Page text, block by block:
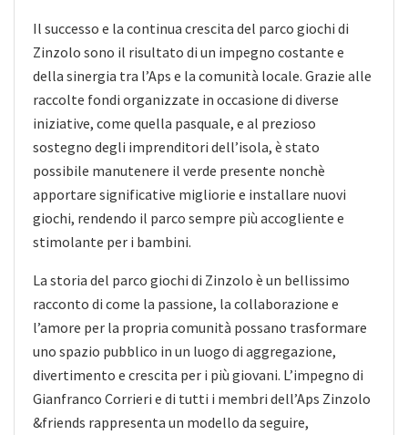
Il successo e la continua crescita del parco giochi di
Zinzolo sono il risultato di un impegno costante e
della sinergia tra l’Aps e la comunità locale. Grazie alle
raccolte fondi organizzate in occasione di diverse
iniziative, come quella pasquale, e al prezioso
sostegno degli imprenditori dell’isola, è stato
possibile manutenere il verde presente nonchè
apportare significative migliorie e installare nuovi
giochi, rendendo il parco sempre più accogliente e
stimolante per i bambini.
La storia del parco giochi di Zinzolo è un bellissimo
racconto di come la passione, la collaborazione e
l’amore per la propria comunità possano trasformare
uno spazio pubblico in un luogo di aggregazione,
divertimento e crescita per i più giovani. L’impegno di
Gianfranco Corrieri e di tutti i membri dell’Aps Zinzolo
&friends rappresenta un modello da seguire,